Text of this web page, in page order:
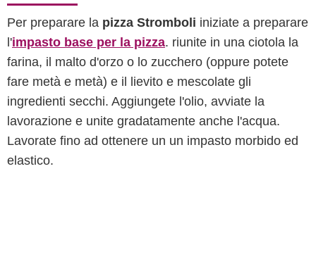
Per preparare la pizza Stromboli iniziate a preparare
l'impasto base per la pizza. riunite in una ciotola la
farina, il malto d'orzo o lo zucchero (oppure potete
fare metà e metà) e il lievito e mescolate gli
ingredienti secchi. Aggiungete l'olio, avviate la
lavorazione e unite gradatamente anche l'acqua.
Lavorate fino ad ottenere un un impasto morbido ed
elastico.